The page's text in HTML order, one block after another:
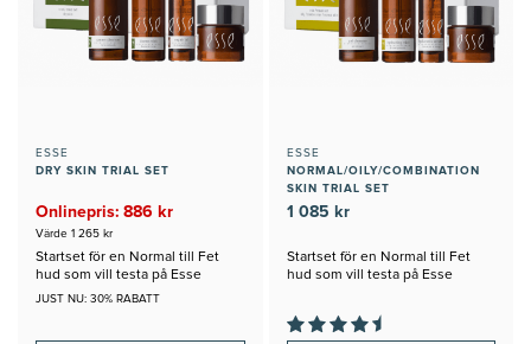
ESSE
DRY SKIN TRIAL SET
Onlinepris: 886 kr
Värde 1 265 kr
Startset för en Normal till Fet
hud som vill testa på Esse
JUST NU: 30% RABATT
ESSE
NORMAL/OILY/COMBINATION
SKIN TRIAL SET
1 085 kr
Startset för en Normal till Fet
hud som vill testa på Esse